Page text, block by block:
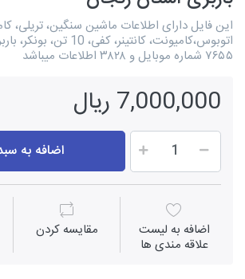
این فایل دارای اطلاعات ماشین سنگین، تریلی،
اتوبوس،کامیونت، کانتینر،
۷۶۵۵ شماره موبایل و ۳۸۲۸ اطلاعات میباشد
7,000,000 ریال
اضافه به
اضافه به لیست
علاقه مندی ها
مقايسه كردن